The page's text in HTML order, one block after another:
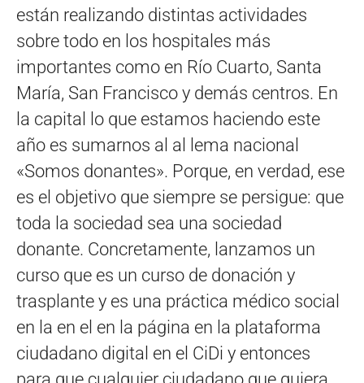
están realizando distintas actividades
sobre todo en los hospitales más
importantes como en Río Cuarto, Santa
María, San Francisco y demás centros. En
la capital lo que estamos haciendo este
año es sumarnos al al lema nacional
«Somos donantes». Porque, en verdad, ese
es el objetivo que siempre se persigue: que
toda la sociedad sea una sociedad
donante. Concretamente, lanzamos un
curso que es un curso de donación y
trasplante y es una práctica médico social
en la en el en la página en la plataforma
ciudadano digital en el CiDi y entonces